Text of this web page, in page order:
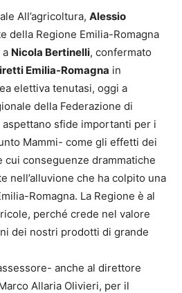
All’agricoltura, Alessio
della Regione Emilia-Romagna
a Nicola Bertinelli, confermato
Emilia-Romagna in
elettiva tenutasi, oggi a
della Federazione di
aspettano sfide importanti per i
Mammi- come gli effetti dei
cui conseguenze drammatiche
nell’alluvione che ha colpito una
Romagna. La Regione è al
perché crede nel valore
dei nostri prodotti di grande
anche al direttore
Allaria Olivieri, per il